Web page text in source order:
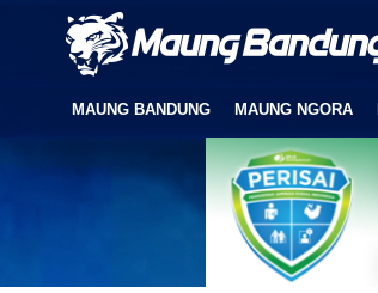
MAUNG BANDUNG MAUNG NGORA